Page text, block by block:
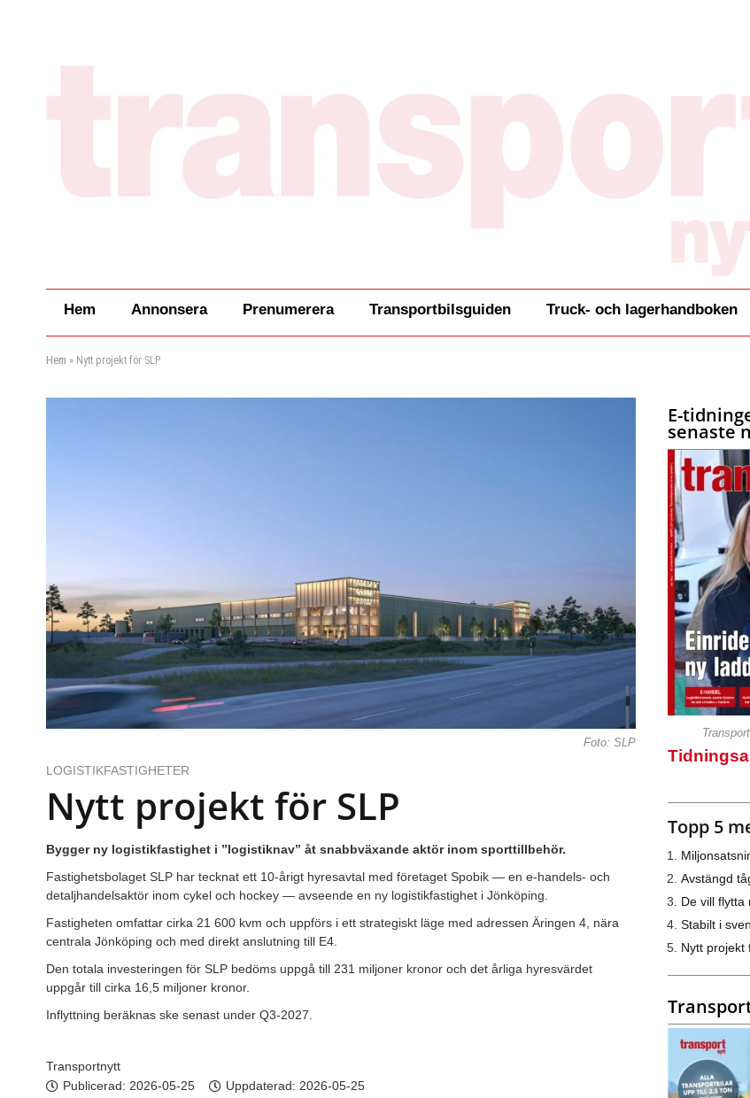
Hem Annonsera Prenumerera Transportbilsguiden Truck- och lagerhandboken
Hem » Nytt projekt för SLP
Foto: SLP
LOGISTIKFASTIGHETER
Nytt projekt för SLP
Bygger ny logistikfastighet i ”logistiknav” åt snabbväxande aktör inom sporttillbehör.
Fastighetsbolaget SLP har tecknat ett 10-årigt hyresavtal med företaget Spobik — en e-handels- och
detaljhandelsaktör inom cykel och hockey — avseende en ny logistikfastighet i Jönköping.
Fastigheten omfattar cirka 21 600 kvm och uppförs i ett strategiskt läge med adressen Äringen 4, nära
centrala Jönköping och med direkt anslutning till E4.
Den totala investeringen för SLP bedöms uppgå till 231 miljoner kronor och det årliga hyresvärdet
uppgår till cirka 16,5 miljoner kronor.
Inflyttning beräknas ske senast under Q3-2027.
Transportnytt
Publicerad: 2026-05-25 Uppdaterad: 2026-05-25
E-
senaste
Topp 5
Avstängd
De vill flytta
Stabilt i
Nytt projekt